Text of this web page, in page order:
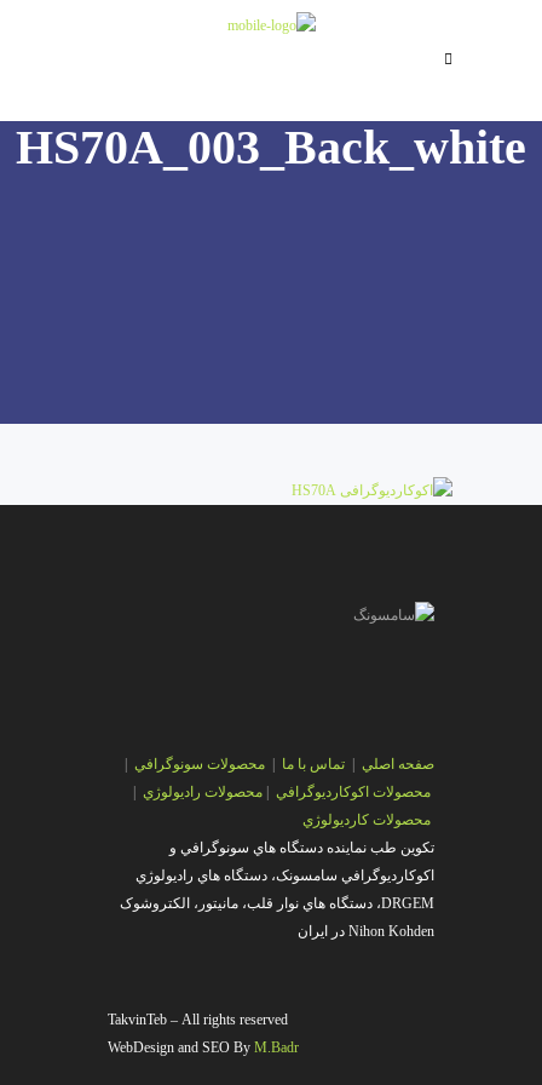
HS70A_003_Back_white
صفحه اصلي تماس با ما محصولات سونوگرافي
محصولات اکوکارديوگرافي
محصولات راديولوژي
محصولات کارديولوژي
تکوين طب نماينده دستگاه هاي سونوگرافي و
اکوکارديوگرافي سامسونک، دستگاه هاي راديولوژي
DRGEM، دستگاه هاي نوار قلب، مانيتور، الکتروشوک
Nihon Kohden در ايران
TakvinTeb – All rights reserved
WebDesign and SEO By M.Badr